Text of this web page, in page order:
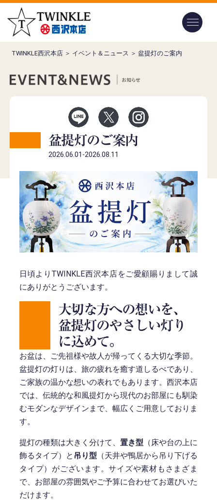
TWINKLE西沢本店 ＞ イベント＆ニュース ＞ 盆提灯のご案内
盆提灯のご案内
2026.06.01-2026.08.11
日頃よりTWINKLE西沢本店をご愛顧賜りまして誠
にありがとうございます。
大切な方への想いを、
盆提灯のやさしい灯り
に込めて。
お盆は、ご先祖様や故人が帰ってくる大切な季節。
盆提灯の灯りは、旅の疲れを癒す道しるべであり、
ご家族の温かな想いの表れでもあります。西沢本店
では、伝統的な和風提灯から現代のお部屋にも馴染
むモダンなデザインまで、幅広くご用意しておりま
す。
提灯の種類は大きく分けて、 置き型 （床や台の上に
飾るタイプ）と 吊り型 （天井や鴨居から吊り下げる
タイプ）がございます。サイズや素材もさまざま
で、お部屋の雰囲気やご予算に合わせてお選びいた
だけます。